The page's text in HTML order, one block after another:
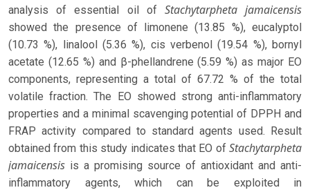
analysis of essential oil of Stachytarpheta jamaicensis
showed the presence of limonene (13.85 %), eucalyptol
(10.73 %), linalool (5.36 %), cis verbenol (19.54 %), bornyl
acetate (12.65 %) and β-phellandrene (5.59 %) as major EO
components, representing a total of 67.72 % of the total
volatile fraction. The EO showed strong anti-inflammatory
properties and a minimal scavenging potential of DPPH and
FRAP activity compared to standard agents used. Result
obtained from this study indicates that EO of Stachytarpheta
jamaicensis is a promising source of antioxidant and anti-
inflammatory agents, which can be exploited in